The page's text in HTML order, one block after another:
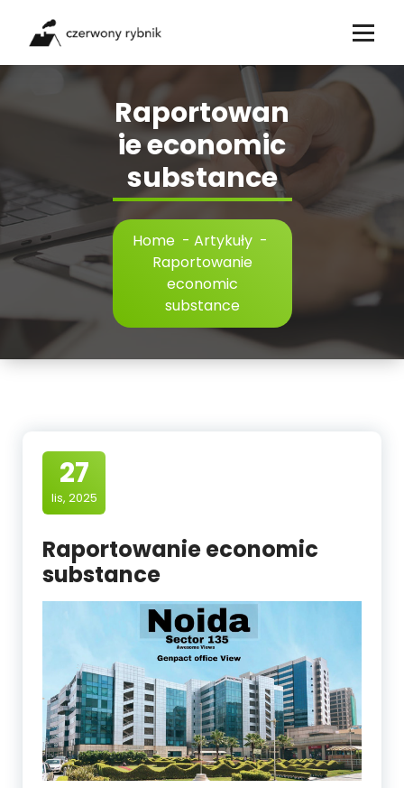
content
Raportowan
ie economic
substance
Home - Artykuły -
Raportowanie
economic
substance
27
lis, 2025
Raportowanie economic
substance